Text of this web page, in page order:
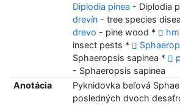
Diplodia pinea - Diplodia
drevín- tree species
drevo - pine wood *
insect pests *
Sphaeropsis sapinea *
- Sphaeropsis sapinea
Anotácia
Pyknidovka beľová
posledných dvoch